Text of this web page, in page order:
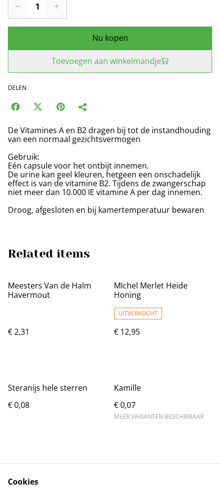
Nu kopen
Toevoegen aan winkelmandje
DELEN
De Vitamines A en B2 dragen bij tot de instandhouding
van een normaal gezichtsvermogen
Gebruik:
Eén capsule voor het ontbijt innemen.
De urine kan geel kleuren, hetgeen een onschadelijk
effect is van de vitamine B2. Tijdens de zwangerschap
niet meer dan 10.000 IE vitamine A per dag innemen.
Droog, afgesloten en bij kamertemperatuur bewaren
Related items
Meesters Van de Halm
Havermout
€ 2,31
MIchel Merlet Heide
Honing
UITVERKOCHT
€ 12,95
Steranijs hele sterren
€ 0,08
Kamille
€ 0,07
MEER VARIANTEN BESCHIKBAAR
Cookies